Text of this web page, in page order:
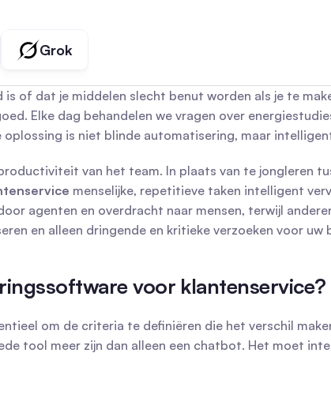
Grok
of dat je middelen slecht benut worden als je te
Elke dag behandelen we vragen over
is niet blinde automatisering, maar
van het team. In plaats van te jongleren
menselijke, repetitieve taken intelligent
agenten en overdracht naar mensen, terwijl
en alleen dringende en kritieke verzoeken voor uw
voor klantenservice?
om de criteria te definiëren die het verschil
tool meer zijn dan alleen een chatbot. Het moet